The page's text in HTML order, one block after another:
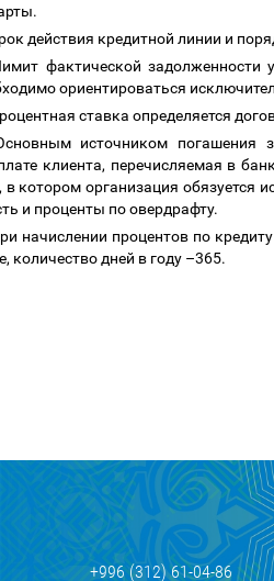
действия кредитной линии и
фактической задолженности
ориентироваться
ставка определяется
источником погашения
клиента, перечисляемая в
в котором организация обязуется
и проценты по овердрафту.
начислении процентов по
количество дней в году –365.
+996 (312) 61-04-86